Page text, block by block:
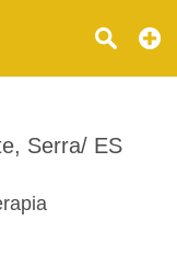
Serra/ ES